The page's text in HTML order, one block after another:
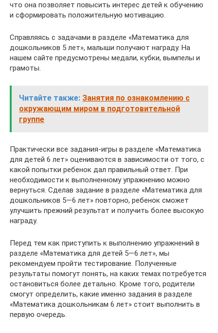
что она позволяет повысить интерес детей к обучению
и сформировать положительную мотивацию.
Справляясь с задачами в разделе «Математика для
дошкольников 5 лет», малыши получают награду. На
нашем сайте предусмотрены медали, кубки, вымпелы и
грамоты.
Читайте также: Занятия по ознакомлению с
окружающим миром в подготовительной
группе
Практически все задания-игры в разделе «Математика
для детей 6 лет» оцениваются в зависимости от того, с
какой попытки ребенок дал правильный ответ. При
необходимости к выполненному упражнению можно
вернуться. Сделав задание в разделе «Математика для
дошкольников 5—6 лет» повторно, ребенок сможет
улучшить прежний результат и получить более высокую
награду.
Перед тем как приступить к выполнению упражнений в
разделе «Математика для детей 5—6 лет», мы
рекомендуем пройти тестирование. Полученные
результаты помогут понять, на каких темах потребуется
остановиться более детально. Кроме того, родители
смогут определить, какие именно задания в разделе
«Математика дошкольникам 6 лет» стоит выполнить в
первую очередь.